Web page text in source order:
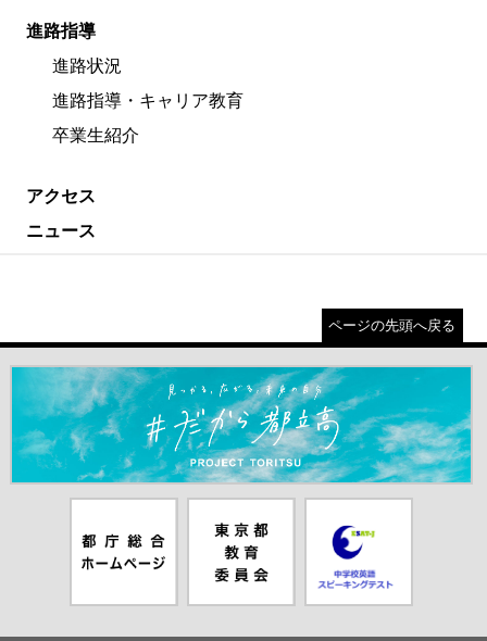
進路指導
進路状況
進路指導・キャリア教育
卒業生紹介
アクセス
ニュース
ページの先頭へ戻る
＃だから都立高（別ウインドウが開きます）
ムページ（別
ウインドウが
員会（別ウイ
ンドウが開き
ピーキングテ
スト（別ウイ
ンドウが開き